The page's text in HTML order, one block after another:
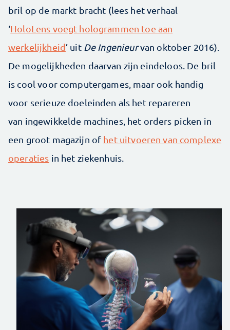
bril op de markt bracht (lees het verhaal
‘HoloLens voegt hologrammen toe aan
werkelijkheid’ uit De Ingenieurvan oktober 2016).
De mogelijkheden daarvan zijn eindeloos. De bril
is cool voor computergames, maar ook handig
voor serieuze doeleinden als het repareren
van ingewikkelde machines, het orders picken in
een groot magazijn of het uitvoeren van complexe
operaties in het ziekenhuis.